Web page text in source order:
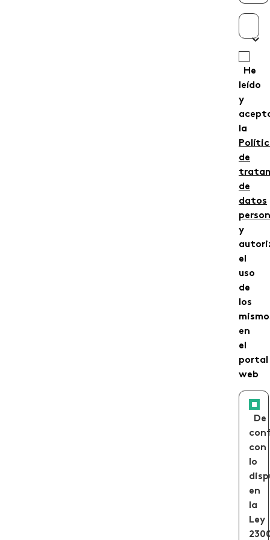
He
leído
y
la
de
de
datos
y
el
uso
de
los
en
el
portal
web
De
con
lo
en
la
Ley